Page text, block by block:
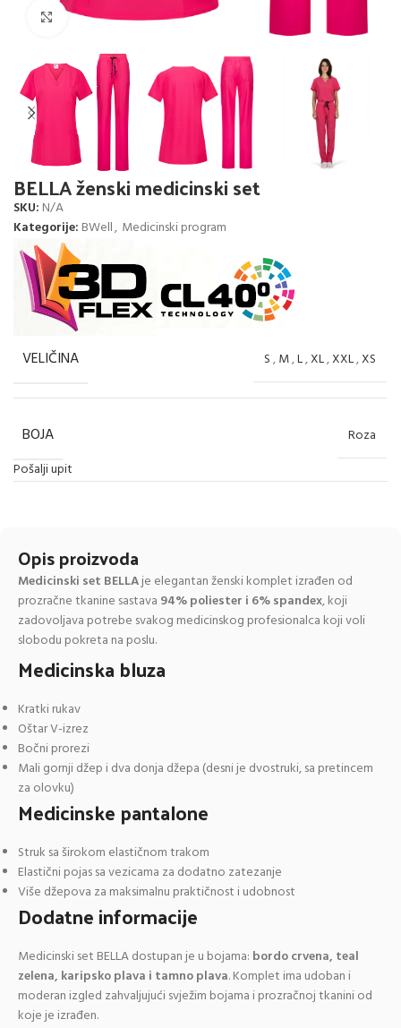
Click to enlarge
BELLA ženski medicinski set
SKU: N/A
Kategorije: BWell, Medicinski program
VELIČINA S,M,L,XL,XXL,XS
BOJA
Roza
Pošalji upit
Opis proizvoda
Medicinski set BELLAje elegantan ženski komplet izrađen od
prozračne tkanine sastava 94% poliester i 6% spandex, koji
zadovoljava potrebe svakog medicinskog profesionalca koji voli
slobodu pokreta na poslu.
Medicinska bluza
Kratki rukav
Oštar V-izrez
Bočni prorezi
Mali gornji džep i dva donja džepa (desni je dvostruki, sa pretincem
za olovku)
Medicinske pantalone
Struk sa širokom elastičnom trakom
Elastični pojas sa vezicama za dodatno zatezanje
Više džepova za maksimalnu praktičnost i udobnost
Dodatne informacije
Medicinski set BELLA dostupan je u bojama: bordo crvena, teal
zelena, karipsko plava i tamno plava. Komplet ima udoban i
moderan izgled zahvaljujući svježim bojama i prozračnoj tkanini od
koje je izrađen.